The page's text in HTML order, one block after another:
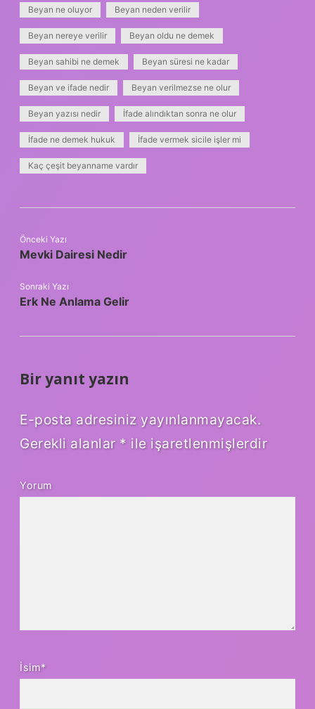
Beyan ne oluyor Beyan neden verilir
Beyan nereye verilir Beyan oldu ne demek
Beyan sahibi ne demek Beyan süresi ne kadar
Beyan ve ifade nedir Beyan verilmezse ne olur
Beyan yazısı nedir İfade alındıktan sonra ne olur
İfade ne demek hukuk İfade vermek sicile işler mi
Kaç çeşit beyanname vardır
Önceki Yazı
Mevki Dairesi Nedir
Sonraki Yazı
Erk Ne Anlama Gelir
Bir yanıt yazın
E-posta adresiniz yayınlanmayacak.
Gerekli alanlar * ile işaretlenmişlerdir
Yorum
İsim*